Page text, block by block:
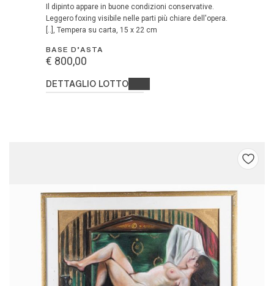
Il dipinto appare in buone condizioni conservative.
Leggero foxing visibile nelle parti più chiare dell'opera.
[..], Tempera su carta, 15 x 22 cm
BASE D'ASTA
€ 800,00
DETTAGLIO LOTTO